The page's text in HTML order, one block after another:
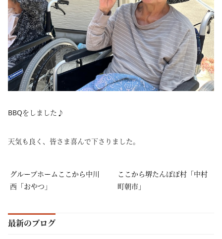
BBQをしました♪
天気も良く、皆さま喜んで下さりました。
グループホームここから中川
西「おやつ」
ここから堺たんぽぽ村「中村
町朝市」
最新のブログ